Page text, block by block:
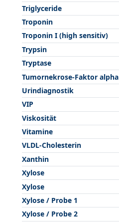
Triglyceride
Troponin
Troponin I (high sensitiv)
Trypsin
Tryptase
Tumornekrose-Faktor alpha
Urindiagnostik
VIP
Viskosität
Vitamine
VLDL-Cholesterin
Xanthin
Xylose
Xylose
Xylose / Probe 1
Xylose / Probe 2